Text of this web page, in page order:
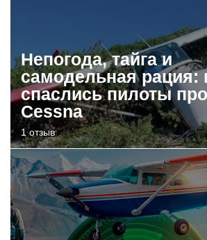
Непогода, тайга и
самодельная рация:
спаслись пилоты
Cessna
1 отзыв